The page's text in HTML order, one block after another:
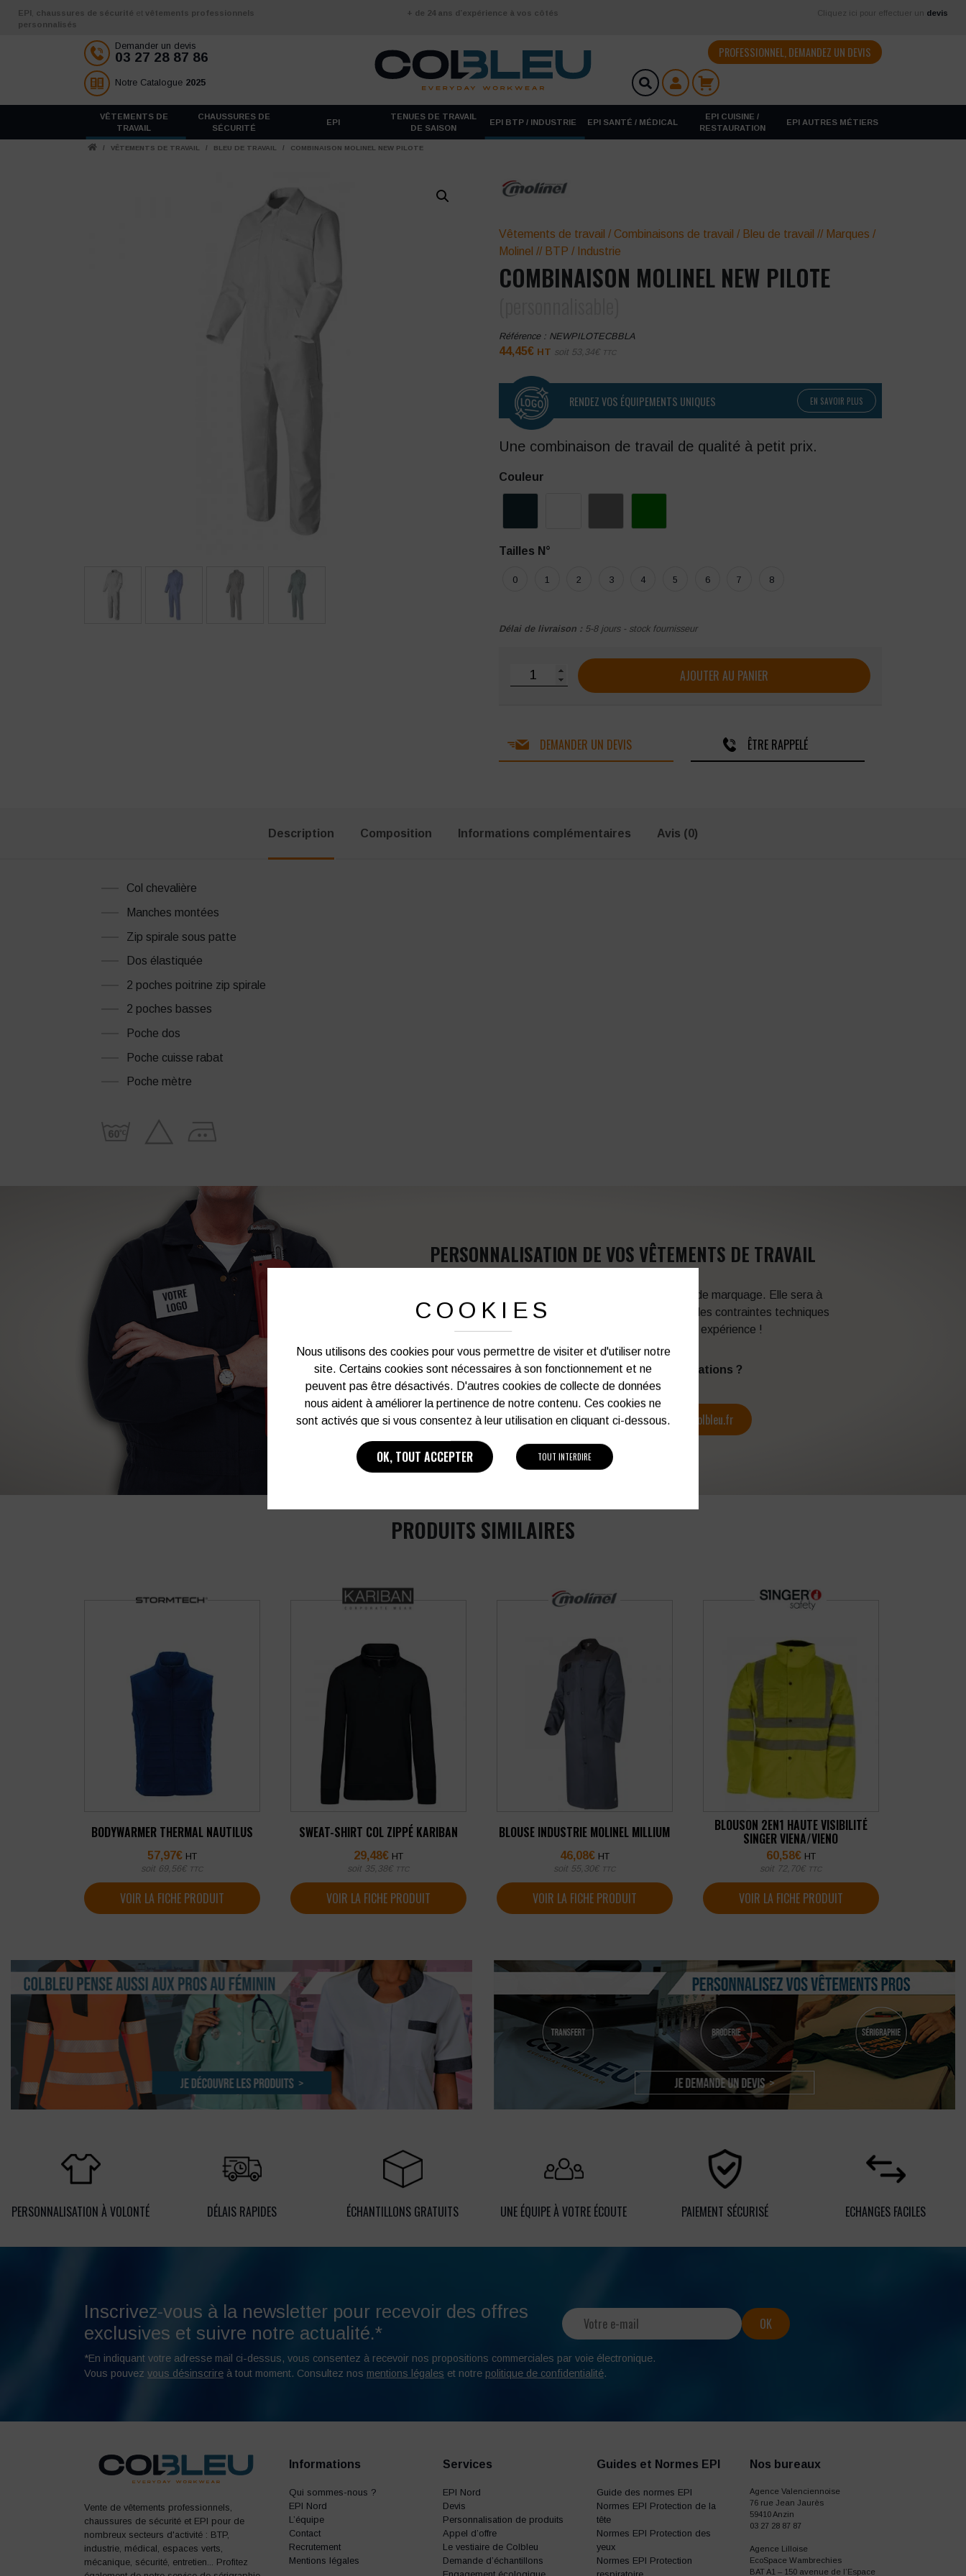
Aller au contenu
EPI chaussures de sécurité et vêtements professionnels
personnalisés
+ de 24 ans d’expérience à vos côtés Cliquez ici pour effectuer un devis
Demander un devis
03 27 28 87 86
Notre Catalogue 2025
PROFESSIONNEL, DEMANDEZ UN DEVIS
VÊTEMENTS DE
TRAVAIL
CHAUSSURES DE
SÉCURITÉ
EPI
TENUES DE TRAVAIL
DE SAISON
EPI BTP / INDUSTRIE EPI SANTÉ / MÉDICAL
EPI CUISINE /
RESTAURATION
EPI AUTRES MÉTIERS
/ VÊTEMENTS DE TRAVAIL / BLEU DE TRAVAIL / COMBINAISON MOLINEL NEW PILOTE
Vêtements de travail / Combinaisons de travail / Bleu de travail // Marques /
Molinel // BTP / Industrie
COMBINAISON MOLINEL NEW PILOTE
Référence : NEWPILOTECBBLA
44,45€ HT soit 53,34€ TTC
RENDEZ VOS ÉQUIPEMENTS UNIQUES EN SAVOIR PLUS
Une combinaison de travail de qualité à petit prix.
Couleur
Tailles N°
0 1 2 3 4 5 6 7 8
Délai de livraison : 5-8 jours - stock fournisseur
quantité de Combinaison MOLINEL New Pilote
AJOUTER AU PANIER
DEMANDER UN DEVIS ÊTRE RAPPELÉ
Description Composition Informations complémentaires Avis (0)
Col chevalière
Manches montées
Zip spirale sous patte
Dos élastiquée
2 poches poitrine zip spirale
2 poches basses
Poche dos
Poche cuisse rabat
Poche mètre
PERSONNALISATION DE VOS VÊTEMENTS DE TRAVAIL
Notre graphiste connait les produits et les techniques de marquage. Elle sera à
votre service afin d’optimiser votre support en fonction des contraintes techniques
et de vos besoins d’image. Profitez de son expérience !
Vous souhaitez avoir plus d’informations ?
03 27 28 87 86 contact@colbleu.fr
PRODUITS SIMILAIRES
BODYWARMER THERMAL NAUTILUS
57,97€ HT
soit 69,56€ TTC
VOIR LA FICHE PRODUIT
SWEAT-SHIRT COL ZIPPÉ KARIBAN
29,48€ HT
soit 35,38€ TTC
VOIR LA FICHE PRODUIT
BLOUSE INDUSTRIE MOLINEL MILLIUM
46,08€ HT
soit 55,30€ TTC
VOIR LA FICHE PRODUIT
BLOUSON 2EN1 HAUTE VISIBILITÉ
SINGER VIENA/VIENO
60,58€ HT
soit 72,70€ TTC
VOIR LA FICHE PRODUIT
PERSONNALISATION À VOLONTÉ DÉLAIS RAPIDES ÉCHANTILLONS GRATUITS UNE ÉQUIPE À VOTRE ÉCOUTE PAIEMENT SÉCURISÉ ECHANGES FACILES
Inscrivez-vous à la newsletter pour recevoir des offres
exclusives et suivre notre actualité.*
*En indiquant votre adresse mail ci-dessus, vous consentez à recevoir nos propositions commerciales par voie électronique.
Vous pouvez vous désinscrire à tout moment. Consultez nos mentions légales et notre politique de confidentialité.
Vente de vêtements professionnels,
chaussures de sécurité et EPI pour de
nombreux secteurs d'activité : BTP,
industrie, médical, espaces verts,
mécanique, sécurité, entretien... Profitez
Informations
Qui sommes-nous ?
EPI Nord
L’équipe
Contact
Recrutement
Mentions légales
Services
EPI Nord
Devis
Personnalisation de produits
Appel d’offre
Le vestiaire de Colbleu
Demande d’échantillons
Guides et Normes EPI
Guide des normes EPI
Normes EPI Protection de la
tête
Normes EPI Protection des
yeux
Normes EPI Protection
Nos bureaux
Agence Valenciennoise
76 rue Jean Jaurès
59410 Anzin
03 27 28 87 87
Agence Lilloise
EcoSpace Wambrechies
BAT A1 – 150 avenue de l’Espace
COOKIES
Nous utilisons des cookies pour vous permettre de visiter et d'utiliser notre
site. Certains cookies sont nécessaires à son fonctionnement et ne
peuvent pas être désactivés. D'autres cookies de collecte de données
nous aident à améliorer la pertinence de notre contenu. Ces cookies ne
sont activés que si vous consentez à leur utilisation en cliquant ci-dessous.
OK, TOUT ACCEPTER TOUT INTERDIRE